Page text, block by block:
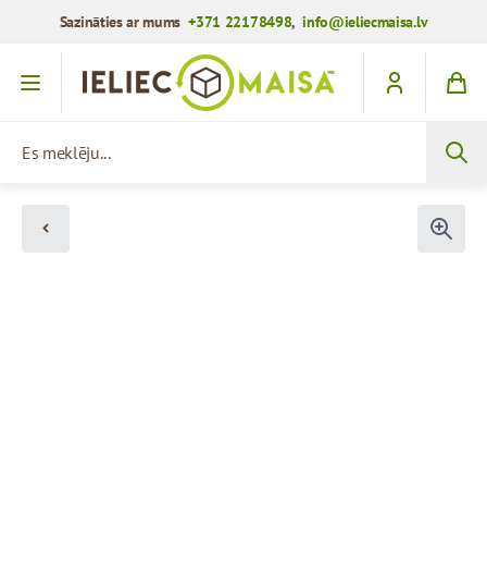
Sazināties ar mums+371 22178498,info@ieliecmaisa.lv
Iet uz saturu